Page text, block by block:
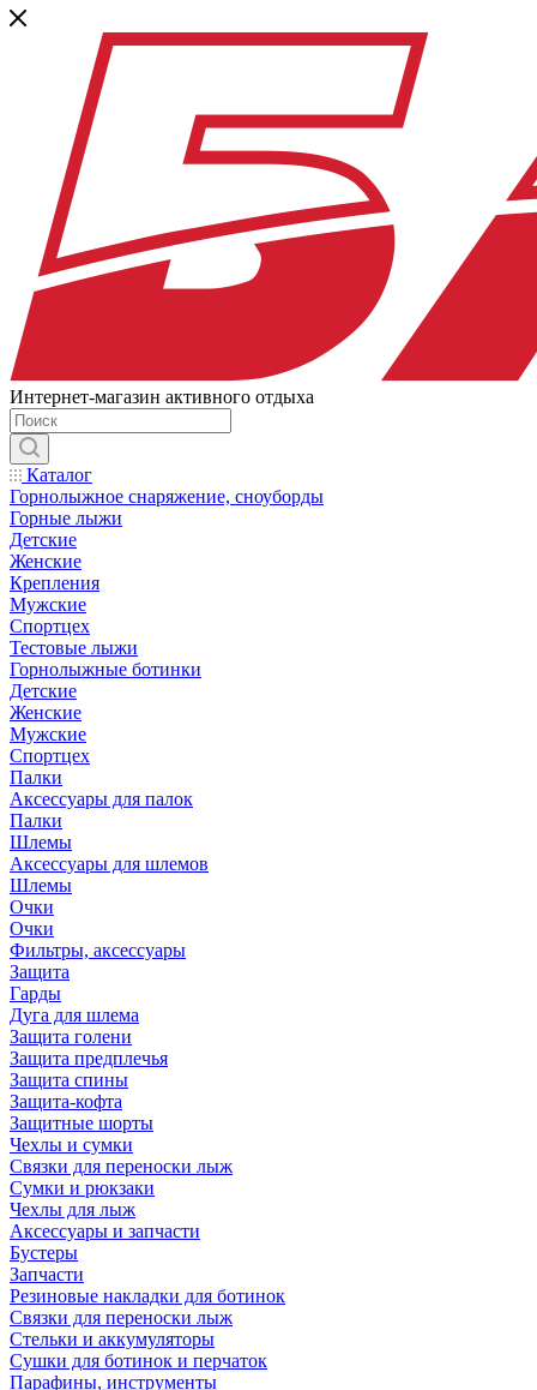
Интернет-магазин активного отдыха
Каталог
Горнолыжное снаряжение, сноуборды
Горные лыжи
Детские
Женские
Крепления
Мужские
Спортцех
Тестовые лыжи
Горнолыжные ботинки
Детские
Женские
Мужские
Спортцех
Палки
Аксессуары для палок
Палки
Шлемы
Аксессуары для шлемов
Шлемы
Очки
Очки
Фильтры, аксессуары
Защита
Гарды
Дуга для шлема
Защита голени
Защита предплечья
Защита спины
Защита-кофта
Защитные шорты
Чехлы и сумки
Связки для переноски лыж
Сумки и рюкзаки
Чехлы для лыж
Аксессуары и запчасти
Бустеры
Запчасти
Резиновые накладки для ботинок
Связки для переноски лыж
Стельки и аккумуляторы
Сушки для ботинок и перчаток
Парафины, инструменты